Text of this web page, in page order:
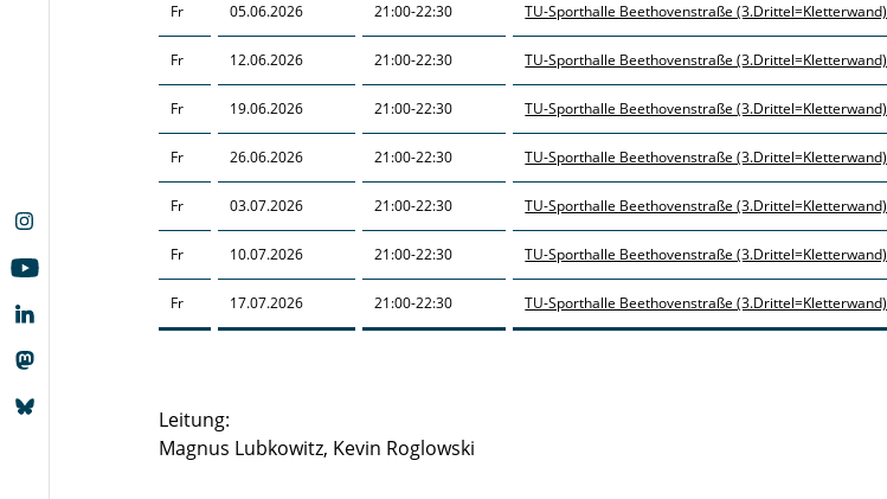
Fr 05.06.2026 21:00-22:30 TU-Sporthalle Beethovenstraße (3.Drittel=Kletterwand)
Fr 12.06.2026 21:00-22:30 TU-Sporthalle Beethovenstraße (3.Drittel=Kletterwand)
Fr 19.06.2026 21:00-22:30 TU-Sporthalle Beethovenstraße (3.Drittel=Kletterwand)
Fr 26.06.2026 21:00-22:30 TU-Sporthalle Beethovenstraße (3.Drittel=Kletterwand)
Fr 03.07.2026 21:00-22:30 TU-Sporthalle Beethovenstraße (3.Drittel=Kletterwand)
Fr 10.07.2026 21:00-22:30 TU-Sporthalle Beethovenstraße (3.Drittel=Kletterwand)
Fr 17.07.2026 21:00-22:30 TU-Sporthalle Beethovenstraße (3.Drittel=Kletterwand)
Leitung:
Magnus Lubkowitz, Kevin Roglowski